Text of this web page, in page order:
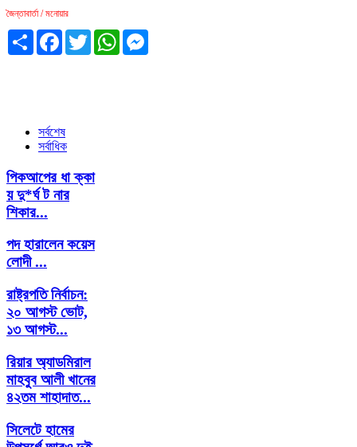
জৈন্তাবার্তা / মনোয়ার
Share Facebook
TwitterWhatsApp
সর্বশেষ
সর্বাধিক
পিকআপের ধা ক্কা
য় দু*র্ঘ ট নার
শিকার...
পদ হারালেন কয়েস
লোদী ​...
রাষ্ট্রপতি নির্বাচন:
২০ আগস্ট ভোট,
১৩ আগস্ট...
রিয়ার অ্যাডমিরাল
মাহবুব আলী খানের
৪২তম শাহাদাত...
সিলেটে হামের